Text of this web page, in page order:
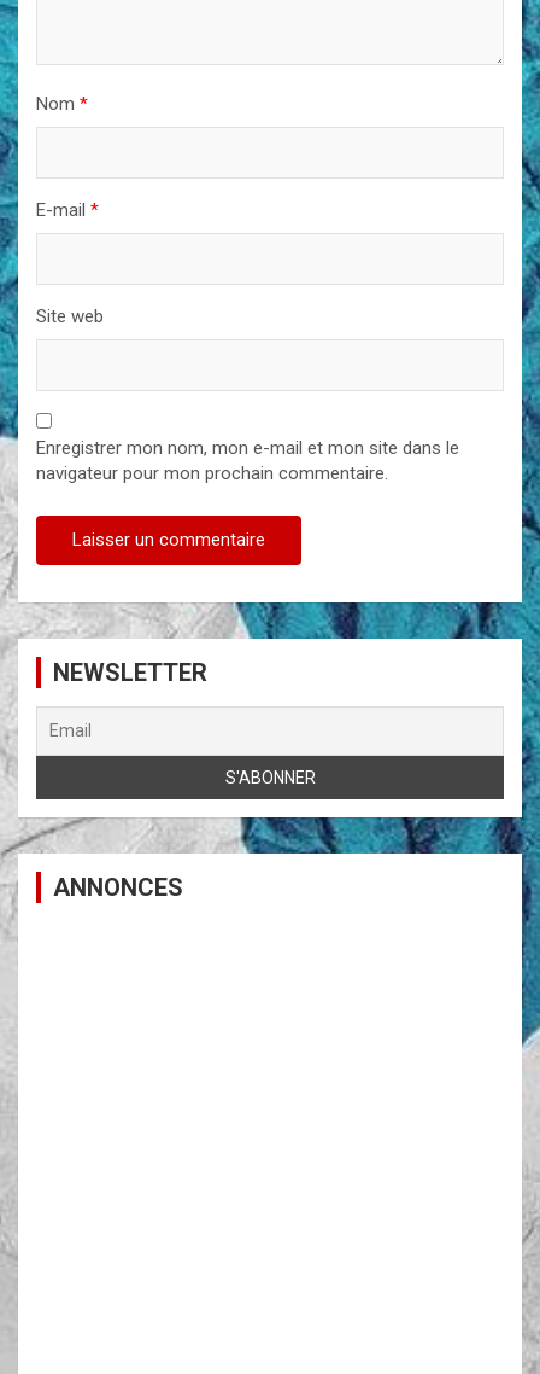
Nom *
E-mail *
Site web
Enregistrer mon nom, mon e-mail et mon site dans le
navigateur pour mon prochain commentaire.
NEWSLETTER
ANNONCES